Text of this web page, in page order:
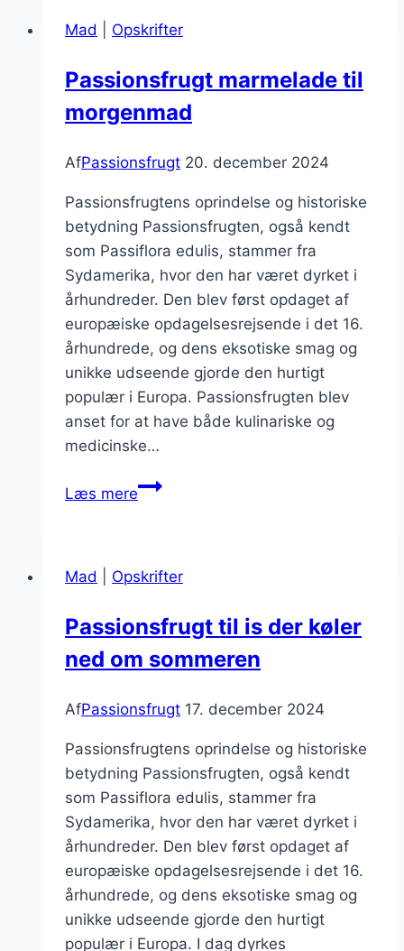
smelter
tungen
Mad Opskrifter
Passionsfrugt marmelade til
morgenmad
AfPassionsfrugt 20. december 2024
Passionsfrugtens oprindelse og historiske
betydning Passionsfrugten, også kendt
som Passiflora edulis, stammer fra
Sydamerika, hvor den har været dyrket i
århundreder. Den blev først opdaget af
europæiske opdagelsesrejsende i det 16.
århundrede, og dens eksotiske smag og
unikke udseende gjorde den hurtigt
populær i Europa. Passionsfrugten blev
anset for at have både kulinariske og
medicinske…
Læs merePassionsfrugt
Mad
Opskrifter
Passionsfrugt til is der køler
ned om sommeren
AfPassionsfrugt 17. december 2024
Passionsfrugtens oprindelse og historiske
betydning Passionsfrugten, også kendt
som Passiflora edulis, stammer fra
Sydamerika, hvor den har været dyrket i
århundreder. Den blev først opdaget af
europæiske opdagelsesrejsende i det 16.
århundrede, og dens eksotiske smag og
unikke udseende gjorde den hurtigt
populær i Europa. I dag dyrkes